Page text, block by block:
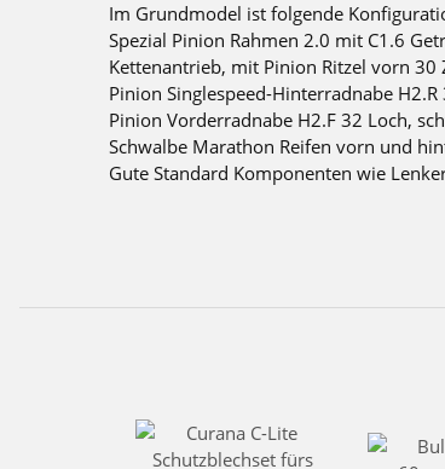
Im Grundmodel ist folgende
Spezial Pinion Rahmen 2.0 mit C1.6
Kettenantrieb, mit Pinion Ritzel vorn 30
Pinion Singlespeed-Hinterradnabe
Pinion Vorderradnabe H2.F 32 Loch,
Schwalbe Marathon Reifen vorn und
Gute Standard Komponenten wie